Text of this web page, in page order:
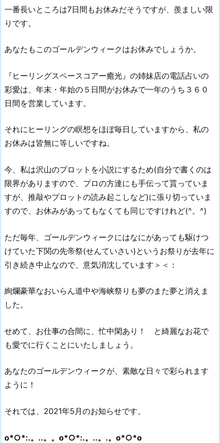
一番長いところは7日間もお休みだそうですが、羨ましい限
りです。
あなたもこのゴールデンウィークはお休みでしょうか。
『ヒーリングスペースコアー癒光』の姉妹店の電話占いの
彩愛は、年末・年始の５日間がお休みで一年のうち３６０
日間を営業しています。
それにヒーリングの瞑想をほぼ毎日していますから、私の
お休みは皆無に等しいですね。
今、私は沢山のプロットを小説にするため(自分で書くのは
限界がありますので、プロの方達にも手伝って貰っていま
すが、推敲やプロットの読み起こしなど)に張り切っていま
すので、お休みがあってもなくても同じですけれど(^。^)
ただ毎年、ゴールデンウィークにはなにがあっても駆けつ
けていた下関の先帝祭(せんていさい)というお祭りが去年に
引き続き中止なので、意気消沈しています＞＜：
絢爛豪華なおいらん道中や海峡祭りも夢のまた夢と消えま
した。
せめて、お仕事の合間に、忙中閑あり！ と綺麗なお花で
も愛でに行くことにいたしましょう。
あなたのゴールデンウィークが、素敵な日々で彩られます
ように！
それでは、2021年5月のお知らせです。
o*○*:.。..。。o*○*:.。..。.。o*○*o